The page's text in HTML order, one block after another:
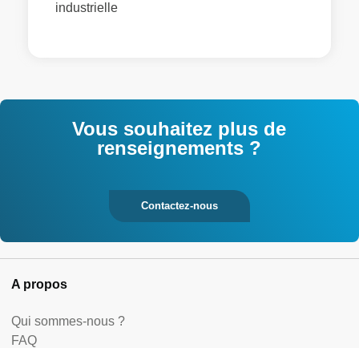
industrielle
Vous souhaitez plus de
renseignements ?
Contactez-nous
A propos
Qui sommes-nous ?
FAQ